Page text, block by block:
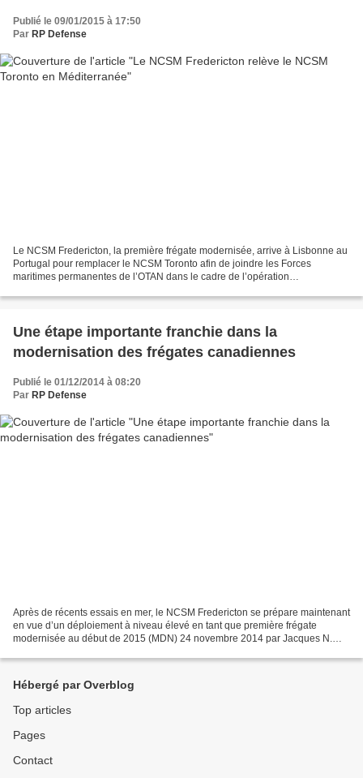
Publié le 09/01/2015 à 17:50
Par RP Defense
Le NCSM Fredericton, la première frégate modernisée, arrive à Lisbonne au
Portugal pour remplacer le NCSM Toronto afin de joindre les Forces
maritimes permanentes de l’OTAN dans le cadre de l’opération
Une étape importante franchie dans la
modernisation des frégates canadiennes
Publié le 01/12/2014 à 08:20
Par RP Defense
Après de récents essais en mer, le NCSM Fredericton se prépare maintenant
en vue d’un déploiement à niveau élevé en tant que première frégate
modernisée au début de 2015 (MDN) 24 novembre 2014 par Jacques N.
Hébergé par Overblog
Top articles
Pages
Contact